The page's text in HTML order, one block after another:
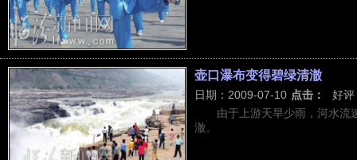
壶口瀑布变得碧绿清澈
日期：2009-07-10 点击：
好评
由于上游天旱少雨，河水流
澈。